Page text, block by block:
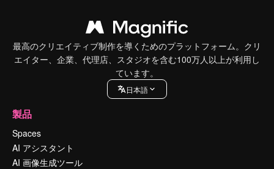
最高のクリエイティブ制作を導くためのプラットフォーム。クリ
エイター、企業、代理店、スタジオを含む100万人以上が利用し
ています。
日本語
製品
Spaces
AI アシスタント
AI 画像生成ツール